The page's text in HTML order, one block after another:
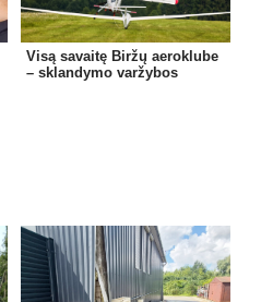
Visą savaitę Biržų aeroklube
– sklandymo varžybos